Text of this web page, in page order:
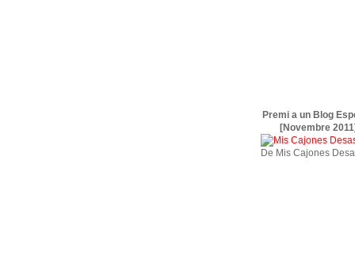
Premi a un Blog
[Novembre
De Mis Cajones